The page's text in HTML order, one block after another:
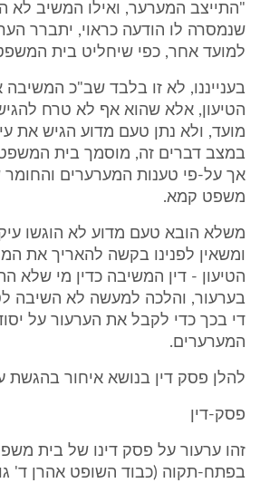
"התייצב המערער, ואילו המשיב לא
שנמסרה לו הודעה כראוי, יתברר
למועד אחר, כפי שיחליט בית
בענייננו, לא זו בלבד שב"כ
הטיעון, אלא שהוא אף לא טרח
מועד, ולא נתן טעם מדוע הגיש את
במצב דברים זה, מוסמך בית
אך על-פי טענות המערערים והחומר
משפט קמא.
משלא הובא טעם מדוע לא הוגשו
ומשאין לפנינו בקשה להאריך את
הטיעון - דין המשיבה כדין מי שלא
בערעור, והלכה למעשה לא השיבה
די בכך כדי לקבל את הערעור על
המערערים.
להלן פסק דין בנושא איחור בהגשת
פסק-דין
זהו ערעור על פסק דינו של בית
בפתח-תקוה (כבוד השופט אהרן ד'